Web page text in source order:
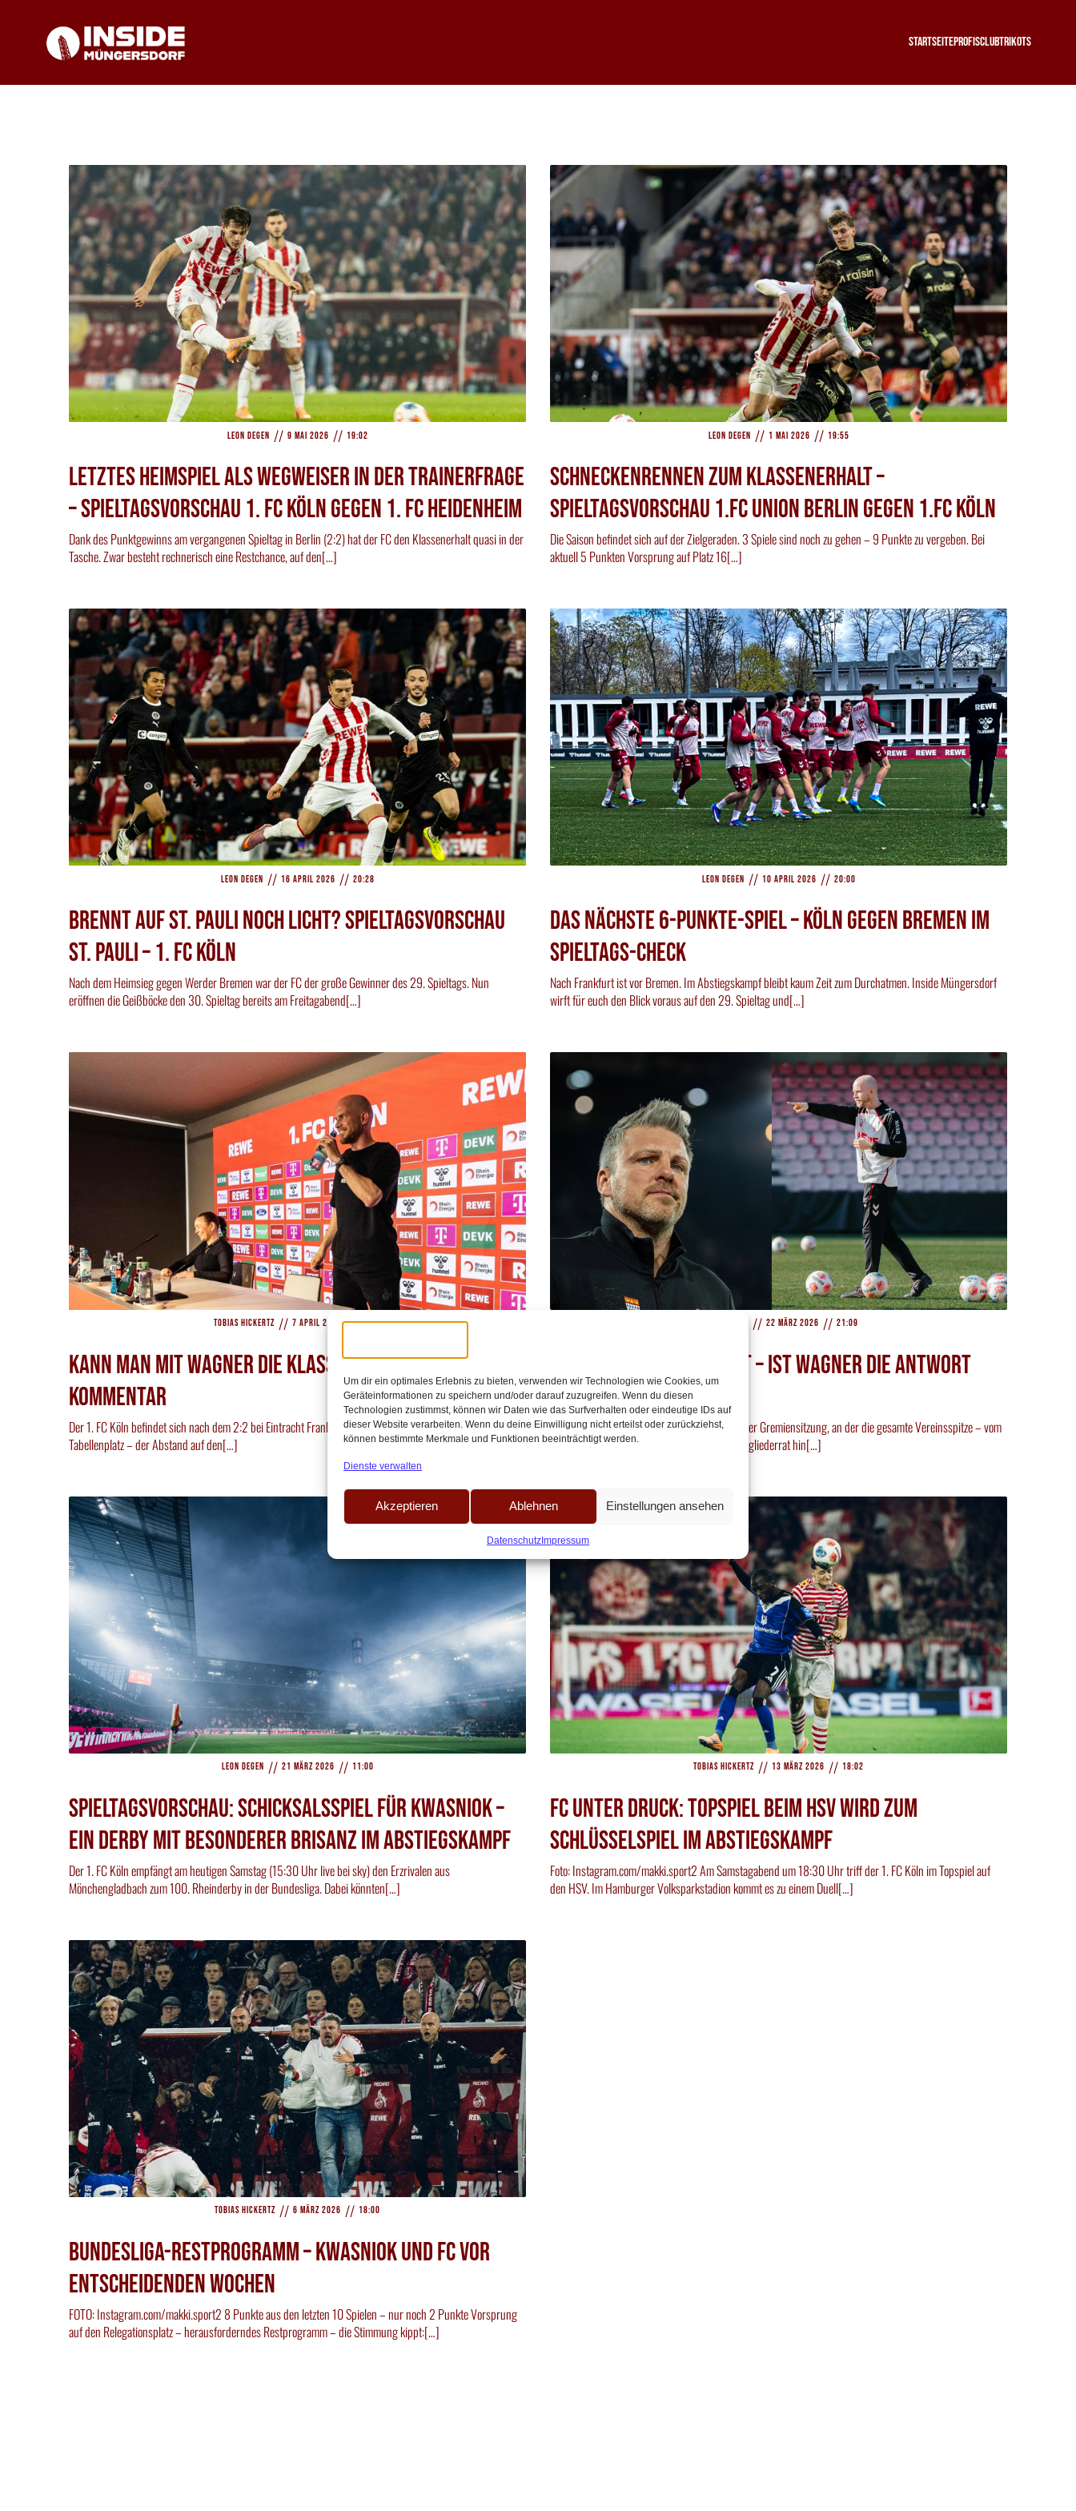
Um dir ein optimales Erlebnis zu bieten, verwenden wir Technologien wie Cookies, um
Geräteinformationen zu speichern und/oder darauf zuzugreifen. Wenn du diesen
Technologien zustimmst, können wir Daten wie das Surfverhalten oder eindeutige IDs auf
dieser Website verarbeiten. Wenn du deine Einwilligung nicht erteilst oder zurückziehst,
können bestimmte Merkmale und Funktionen beeinträchtigt werden.
Dienste verwalten
Akzeptieren Ablehnen Einstellungen ansehen
DatenschutzImpressum
StartseiteProfisClubTrikots
Leon Degen // 9 Mai 2026 // 19:02
Letztes Heimspiel als Wegweiser in der Trainerfrage
– Spieltagsvorschau 1. FC Köln gegen 1. FC Heidenheim
Dank des Punktgewinns am vergangenen Spieltag in Berlin (2:2) hat der FC den Klassenerhalt quasi in der
Tasche. Zwar besteht rechnerisch eine Restchance, auf den[…]
Leon Degen // 1 Mai 2026 // 19:55
Schneckenrennen zum Klassenerhalt –
Spieltagsvorschau 1.FC Union Berlin gegen 1.FC Köln
Die Saison befindet sich auf der Zielgeraden. 3 Spiele sind noch zu gehen – 9 Punkte zu vergeben. Bei
aktuell 5 Punkten Vorsprung auf Platz 16[…]
Leon Degen // 16 April 2026 // 20:28
Brennt auf St. Pauli noch Licht? Spieltagsvorschau
St. Pauli – 1. FC Köln
Nach dem Heimsieg gegen Werder Bremen war der FC der große Gewinner des 29. Spieltags. Nun
eröffnen die Geißböcke den 30. Spieltag bereits am Freitagabend[…]
Leon Degen // 10 April 2026 // 20:00
Das nächste 6-Punkte-Spiel – Köln gegen Bremen im
Spieltags-Check
Nach Frankfurt ist vor Bremen. Im Abstiegskampf bleibt kaum Zeit zum Durchatmen. Inside Müngersdorf
wirft für euch den Blick voraus auf den 29. Spieltag und[…]
Tobias Hickertz // 7 April 2026 // 16:00
Kann man mit Wagner die Klasse halten? – Ein
Kommentar
Der 1. FC Köln befindet sich nach dem 2:2 bei Eintracht Frankfurt mit 27 Punkten weiterhin auf dem 14.
Tabellenplatz – der Abstand auf den[…]
// 22 März 2026 // 21:09
Kwasniok-Aus besiegelt – Ist Wagner die Antwort
oder nur Plan B?
Die Würfel beim 1. FC Köln sind gefallen. In einer Gremiensitzung, an der die gesamte Vereinsspitze – vom
Präsidium über die Geschäftsführung, den Mitgliederrat hin[…]
Leon Degen // 21 März 2026 // 11:00
Spieltagsvorschau: Schicksalsspiel für Kwasniok –
Ein Derby mit besonderer Brisanz im Abstiegskampf
Der 1. FC Köln empfängt am heutigen Samstag (15:30 Uhr live bei sky) den Erzrivalen aus
Mönchengladbach zum 100. Rheinderby in der Bundesliga. Dabei könnten[…]
Tobias Hickertz // 13 März 2026 // 18:02
FC unter Druck: Topspiel beim HSV wird zum
Schlüsselspiel im Abstiegskampf
Foto: Instagram.com/makki.sport2 Am Samstagabend um 18:30 Uhr triff der 1. FC Köln im Topspiel auf
den HSV. Im Hamburger Volksparkstadion kommt es zu einem Duell[…]
Tobias Hickertz // 6 März 2026 // 18:00
Bundesliga-Restprogramm – Kwasniok und FC vor
entscheidenden Wochen
FOTO: Instagram.com/makki.sport2 8 Punkte aus den letzten 10 Spielen – nur noch 2 Punkte Vorsprung
auf den Relegationsplatz – herausforderndes Restprogramm – die Stimmung kippt:[…]